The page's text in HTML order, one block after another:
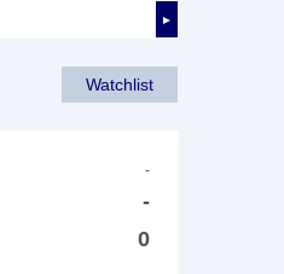
►
Watchlist
-
-
0